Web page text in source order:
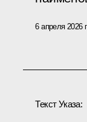
6 апреля 2026
Текст Указа: